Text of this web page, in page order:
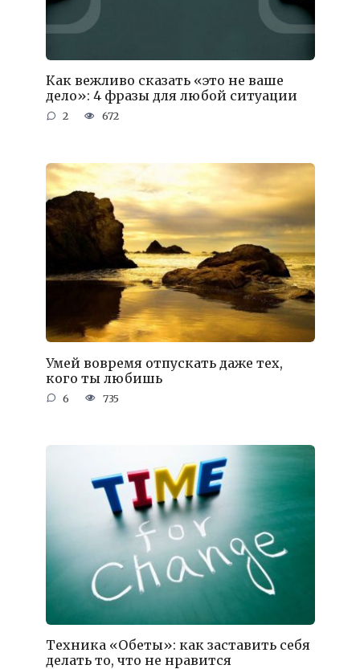
Как вежливо сказать «это не ваше
дело»: 4 фразы для любой ситуации
2 672
Умей вовремя отпускать даже тех,
кого ты любишь
6 735
Техника «Обеты»: как заставить себя
делать то, что не нравится